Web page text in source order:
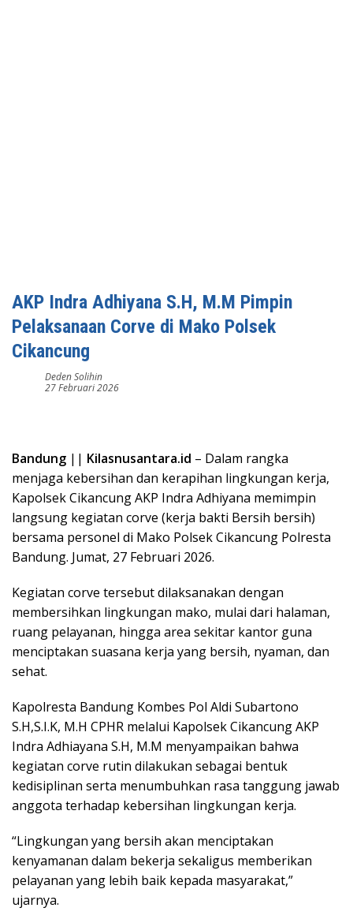
AKP Indra Adhiyana S.H, M.M Pimpin
Pelaksanaan Corve di Mako Polsek
Cikancung
Deden Solihin
27 Februari 2026
Bandung || Kilasnusantara.id – Dalam rangka
menjaga kebersihan dan kerapihan lingkungan kerja,
Kapolsek Cikancung AKP Indra Adhiyana memimpin
langsung kegiatan corve (kerja bakti Bersih bersih)
bersama personel di Mako Polsek Cikancung Polresta
Bandung. Jumat, 27 Februari 2026.
Kegiatan corve tersebut dilaksanakan dengan
membersihkan lingkungan mako, mulai dari halaman,
ruang pelayanan, hingga area sekitar kantor guna
menciptakan suasana kerja yang bersih, nyaman, dan
sehat.
Kapolresta Bandung Kombes Pol Aldi Subartono
S.H,S.I.K, M.H CPHR melalui Kapolsek Cikancung AKP
Indra Adhiayana S.H, M.M menyampaikan bahwa
kegiatan corve rutin dilakukan sebagai bentuk
kedisiplinan serta menumbuhkan rasa tanggung jawab
anggota terhadap kebersihan lingkungan kerja.
“Lingkungan yang bersih akan menciptakan
kenyamanan dalam bekerja sekaligus memberikan
pelayanan yang lebih baik kepada masyarakat,”
ujarnya.